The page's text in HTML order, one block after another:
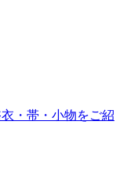
・帯・小物をご紹